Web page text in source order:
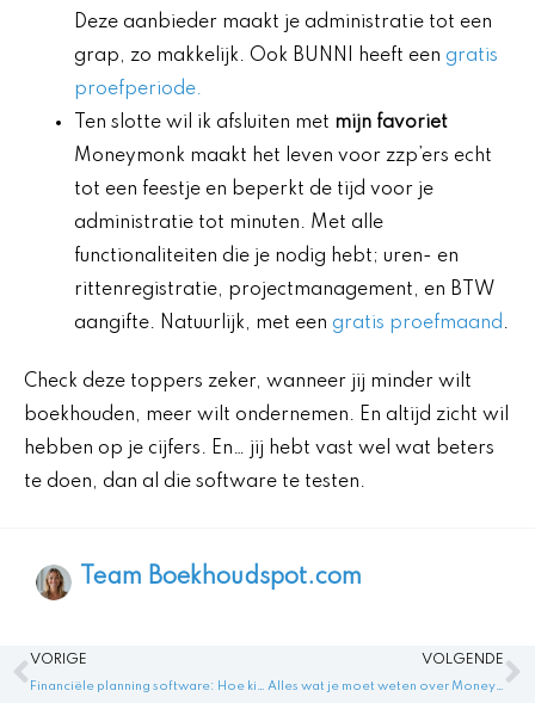
Deze aanbieder maakt je administratie tot een
grap, zo makkelijk. Ook BUNNI heeft een gratis
proefperiode.
Ten slotte wil ik afsluiten met mijn favoriet
Moneymonk maakt het leven voor zzp’ers echt
tot een feestje en beperkt de tijd voor je
administratie tot minuten. Met alle
functionaliteiten die je nodig hebt; uren- en
rittenregistratie, projectmanagement, en BTW
aangifte. Natuurlijk, met een gratis proefmaand .
Check deze toppers zeker, wanneer jij minder wilt
boekhouden, meer wilt ondernemen. En altijd zicht wil
hebben op je cijfers. En… jij hebt vast wel wat beters
te doen, dan al die software te testen.
Team Boekhoudspot.com
Vorige
VORIGE
Financiële planning software: Hoe kies je de beste voor jouw behoeften?
VOLGENDE
Alles wat je moet weten over Moneybird boekhouden voor kleine bedrijven